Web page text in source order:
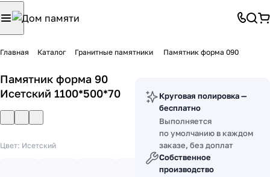
Главная Каталог Гранитные памятники Памятник форма 090
Памятник форма 90
Исетский 1100*500*70
Цвет: Исетский
Круговая полировка —
бесплатно
Выполняется
по умолчанию в каждом
заказе, без доплат
Собственное
производство